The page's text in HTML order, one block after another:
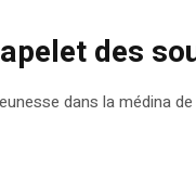
des
dans la médina de